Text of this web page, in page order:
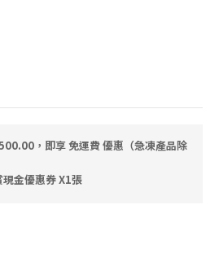
，即享 免運費 優惠（急凍產品除
金優惠券 X1張